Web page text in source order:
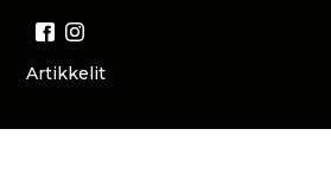
Artikkelit